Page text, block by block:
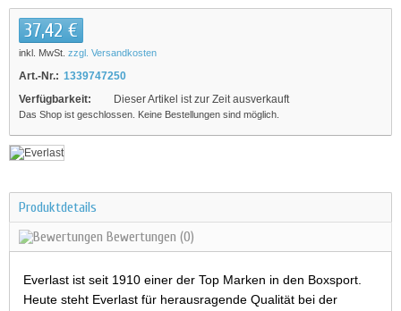
37,42 €
inkl. MwSt. zzgl. Versandkosten
Art.-Nr.: 1339747250
Verfügbarkeit:
Dieser Artikel ist zur Zeit ausverkauft
Das Shop ist geschlossen. Keine Bestellungen sind möglich.
Produktdetails
Bewertungen (0)
Everlast ist seit 1910 einer der Top Marken in den Boxsport.
Heute steht Everlast für herausragende Qualität bei der